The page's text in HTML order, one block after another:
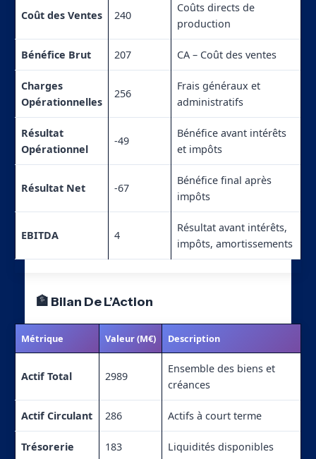
Coût des Ventes 240
Coûts directs de
production
Bénéfice Brut 207 CA – Coût des ventes
Charges
Opérationnelles
256
Frais généraux et
administratifs
Résultat
Opérationnel
-49
Bénéfice avant intérêts
et impôts
Résultat Net -67
Bénéfice final après
impôts
EBITDA 4
Résultat avant intérêts,
impôts, amortissements
🏦 Bilan De L’Action
Métrique Valeur (M€) Description
Actif Total 2989
Ensemble des biens et
créances
Actif Circulant 286 Actifs à court terme
Trésorerie 183 Liquidités disponibles